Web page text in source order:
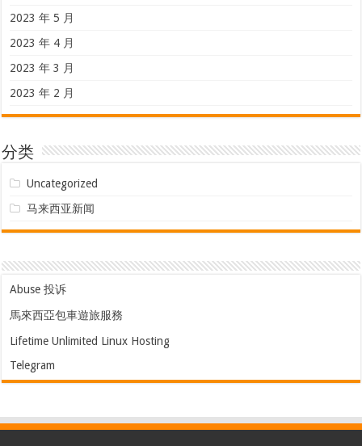
2023 年 5 月
2023 年 4 月
2023 年 3 月
2023 年 2 月
分类
Uncategorized
马来西亚新闻
Abuse 投诉
馬來西亞包車遊旅服務
Lifetime Unlimited Linux Hosting
Telegram